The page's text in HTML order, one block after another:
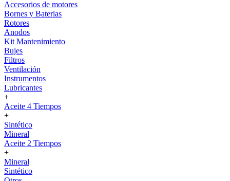
Accesorios de motores
Bornes y Baterias
Rotores
Anodos
Kit Mantenimiento
Bujes
Filtros
Ventilación
Instrumentos
Lubricantes
+
Aceite 4 Tiempos
+
Sintético
Mineral
Aceite 2 Tiempos
+
Mineral
Sintético